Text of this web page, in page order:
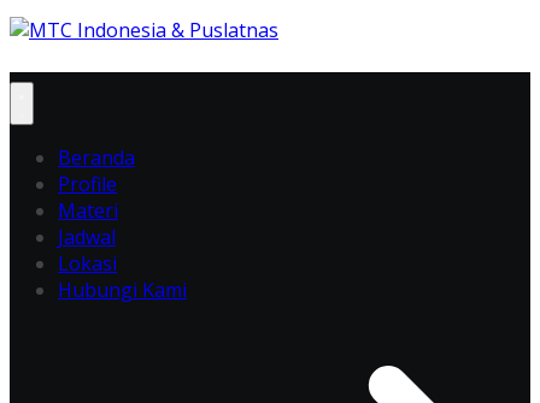
Beranda
Profile
Materi
Jadwal
Lokasi
Hubungi Kami